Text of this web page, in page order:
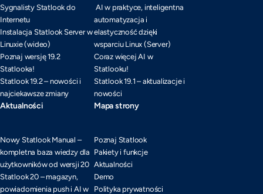
Sygnalisty Statlook do
Internetu
Instalacja Statlook Server w
Linuxie (wideo)
Poznaj wersję 19.2
Statlooka!
Statlook 19.2 – nowości i
najciekawsze zmiany
AI w praktyce, inteligentna
automatyzacja i
elastyczność dzięki
wsparciu Linux (Server)
Coraz więcej AI w
Statlooku!
Statlook 19.1 – aktualizacje i
nowości
Aktualności
Nowy Statlook Manual –
kompletna baza wiedzy dla
użytkowników od wersji 20
Statlook 20 – magazyn,
powiadomienia push i AI w
Mapa strony
Poznaj Statlook
Pakiety i funkcje
Aktualności
Demo
Polityka prywatności